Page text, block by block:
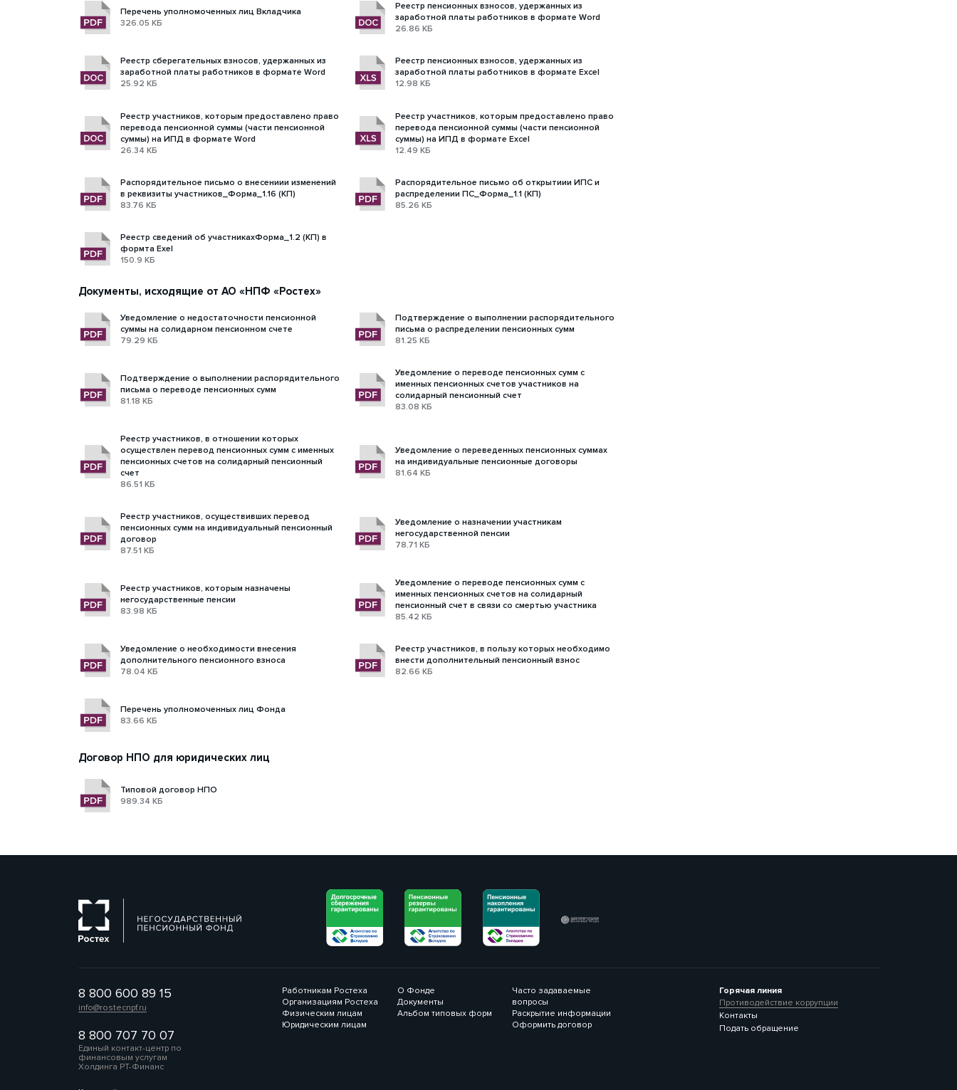
Перечень уполномоченных лиц Вкладчика
326.05 КБ
Реестр пенсионных взносов, удержанных из
заработной платы работников в формате Word
26.86 КБ
Реестр сберегательных взносов, удержанных из
заработной платы работников в формате Word
25.92 КБ
Реестр пенсионных взносов, удержанных из
заработной платы работников в формате Excel
12.98 КБ
Реестр участников, которым предоставлено право
перевода пенсионной суммы (части пенсионной
суммы) на ИПД в формате Word
26.34 КБ
Реестр участников, которым предоставлено право
перевода пенсионной суммы (части пенсионной
суммы) на ИПД в формате Excel
12.49 КБ
Распорядительное письмо о внесениии изменений
в реквизиты участников_Форма_1.16 (КП)
83.76 КБ
Распорядительное письмо об открытиии ИПС и
распределении ПС_Форма_1.1 (КП)
85.26 КБ
Реестр сведений об участникахФорма_1.2 (КП) в
формта Exel
150.9 КБ
Документы, исходящие от АО «НПФ «Ростех»
Уведомление о недостаточности пенсионной
суммы на солидарном пенсионном счете
79.29 КБ
Подтверждение о выполнении распорядительного
письма о распределении пенсионных сумм
81.25 КБ
Подтверждение о выполнении распорядительного
письма о переводе пенсионных сумм
81.18 КБ
Уведомление о переводе пенсионных сумм с
именных пенсионных счетов участников на
солидарный пенсионный счет
83.08 КБ
Реестр участников, в отношении которых
осуществлен перевод пенсионных сумм с именных
пенсионных счетов на солидарный пенсионный
счет
86.51 КБ
Уведомление о переведенных пенсионных суммах
на индивидуальные пенсионные договоры
81.64 КБ
Реестр участников, осуществивших перевод
пенсионных сумм на индивидуальный пенсионный
договор
87.51 КБ
Уведомление о назначении участникам
негосударственной пенсии
78.71 КБ
Реестр участников, которым назначены
негосударственные пенсии
83.98 КБ
Уведомление о переводе пенсионных сумм с
именных пенсионных счетов на солидарный
пенсионный счет в связи со смертью участника
85.42 КБ
Уведомление о необходимости внесения
дополнительного пенсионного взноса
78.04 КБ
Реестр участников, в пользу которых необходимо
внести дополнительный пенсионный взнос
82.66 КБ
Перечень уполномоченных лиц Фонда
83.66 КБ
Договор НПО для юридических лиц
Типовой договор НПО
989.34 КБ
8 800 600 89 15
info@rostecnpf.ru
8 800 707 70 07
Единый контакт-центр по
финансовым услугам
Холдинга РТ-Финанс
Работникам Ростеха
Организациям Ростеха
Физическим лицам
Юридическим лицам
О Фонде
Документы
Альбом типовых форм
Часто задаваемые
вопросы
Раскрытие информации
Оформить договор
Горячая линия
Противодействие коррупции
Контакты
Подать обращение